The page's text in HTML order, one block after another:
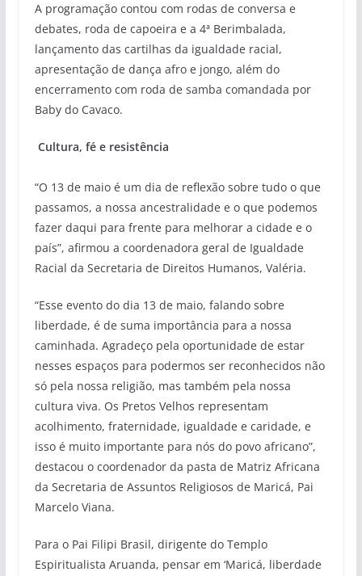
A programação contou com rodas de conversa e
debates, roda de capoeira e a 4ª Berimbalada,
lançamento das cartilhas da igualdade racial,
apresentação de dança afro e jongo, além do
encerramento com roda de samba comandada por
Baby do Cavaco.
Cultura, fé e resistência
“O 13 de maio é um dia de reflexão sobre tudo o que
passamos, a nossa ancestralidade e o que podemos
fazer daqui para frente para melhorar a cidade e o
país”, afirmou a coordenadora geral de Igualdade
Racial da Secretaria de Direitos Humanos, Valéria.
“Esse evento do dia 13 de maio, falando sobre
liberdade, é de suma importância para a nossa
caminhada. Agradeço pela oportunidade de estar
nesses espaços para podermos ser reconhecidos não
só pela nossa religião, mas também pela nossa
cultura viva. Os Pretos Velhos representam
acolhimento, fraternidade, igualdade e caridade, e
isso é muito importante para nós do povo africano”,
destacou o coordenador da pasta de Matriz Africana
da Secretaria de Assuntos Religiosos de Maricá, Pai
Marcelo Viana.
Para o Pai Filipi Brasil, dirigente do Templo
Espiritualista Aruanda, pensar em ‘Maricá, liberdade